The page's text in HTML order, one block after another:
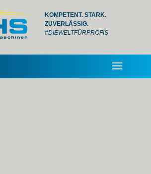
KOMPETENT. STARK.
ZUVERLÄSSIG.
#DIEWELTFÜRPROFIS